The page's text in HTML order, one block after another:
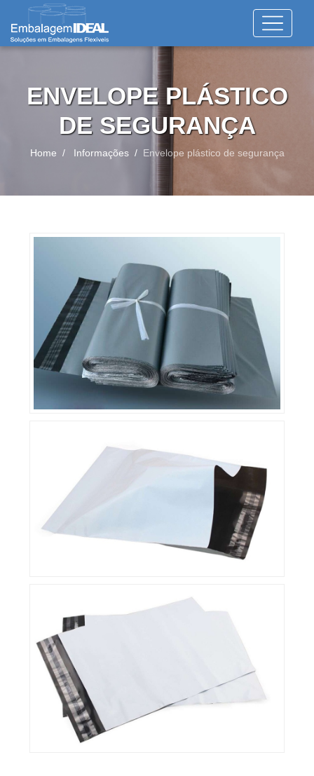
ENVELOPE PLÁSTICO
DE SEGURANÇA
Home Informações Envelope plástico de segurança